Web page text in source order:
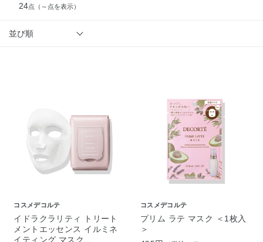
24点 （～点を表示）
並び順
コスメデコルテ
イドラクラリティ トリート
メントエッセンス イルミネ
イティング マスク…
コスメデコルテ
プリム ラテ マスク ＜1枚入
＞